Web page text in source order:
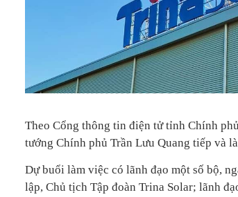
Theo Cổng thông tin điện tử tỉnh Chính
tướng Chính phủ Trần Lưu Quang tiếp và
Dự buổi làm việc có lãnh đạo một số bộ,
lập, Chủ tịch Tập đoàn Trina Solar; lãnh